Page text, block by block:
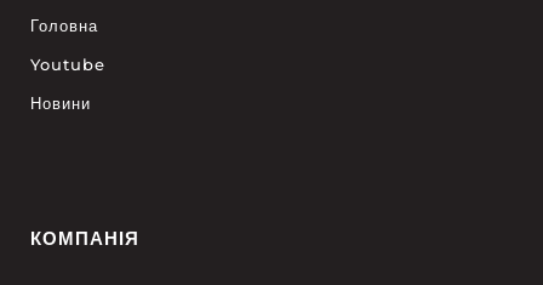
Головна
Youtube
Новини
КОМПАНІЯ